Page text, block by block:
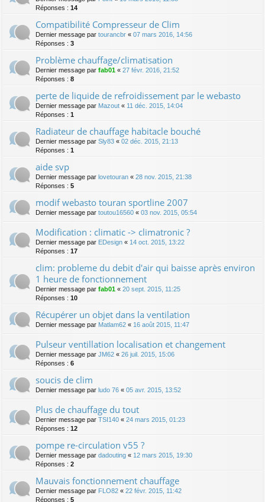
Réponses : 14
Compatibilité Compresseur de Clim
Dernier message par tourancbr « 07 mars 2016, 14:56
Réponses : 3
Problème chauffage/climatisation
Dernier message par fab01 « 27 févr. 2016, 21:52
Réponses : 8
perte de liquide de refroidissement par le webasto
Dernier message par Mazout « 11 déc. 2015, 14:04
Réponses : 1
Radiateur de chauffage habitacle bouché
Dernier message par Sly83 « 02 déc. 2015, 21:13
Réponses : 1
aide svp
Dernier message par lovetouran « 28 nov. 2015, 21:38
Réponses : 5
modif webasto touran sportline 2007
Dernier message par toutou16560 « 03 nov. 2015, 05:54
Modification : climatic -> climatronic ?
Dernier message par EDesign « 14 oct. 2015, 13:22
Réponses : 17
clim: probleme du debit d'air qui baisse après environ
1 heure de fonctionnement
Dernier message par fab01 « 20 sept. 2015, 11:25
Réponses : 10
Récupérer un objet dans la ventilation
Dernier message par Matlam62 « 16 août 2015, 11:47
Pulseur ventillation localisation et changement
Dernier message par JM62 « 26 juil. 2015, 15:06
Réponses : 6
soucis de clim
Dernier message par ludo 76 « 05 avr. 2015, 13:52
Plus de chauffage du tout
Dernier message par TSI140 « 24 mars 2015, 01:23
Réponses : 12
pompe re-circulation v55 ?
Dernier message par dadouting « 12 mars 2015, 19:30
Réponses : 2
Mauvais fonctionnement chauffage
Dernier message par FLO82 « 22 févr. 2015, 11:42
Réponses : 5